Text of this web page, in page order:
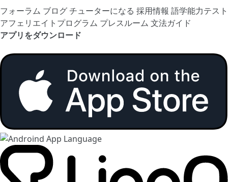
フォーラム ブログチューターになる 採用情報 語学能力テスト
アフェリエイトプログラム プレスルーム 文法ガイド
アプリをダウンロード